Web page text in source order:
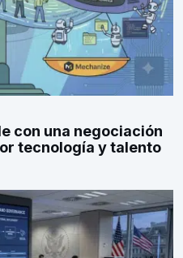
con una negociación
tecnología y talento